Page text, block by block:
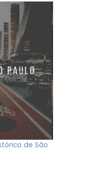
de São